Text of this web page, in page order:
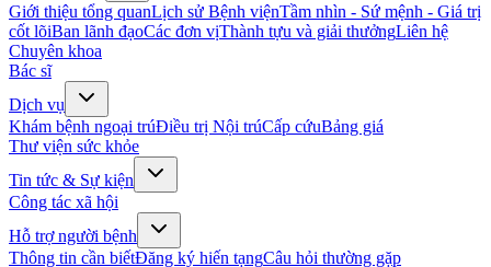
Giới thiệu tổng quanLịch sử Bệnh việnTầm nhìn - Sứ mệnh - Giá trị
cốt lõiBan lãnh đạoCác đơn vịThành tựu và giải thưởngLiên hệ
Chuyên khoa
Bác sĩ
Dịch vụ
Khám bệnh ngoại trúĐiều trị Nội trúCấp cứuBảng giá
Thư viện sức khỏe
Tin tức & Sự kiện
Công tác xã hội
Hỗ trợ người bệnh
Thông tin cần biếtĐăng ký hiến tạngCâu hỏi thường gặp